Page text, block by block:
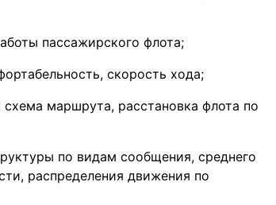
пассажирского флота;
скорость хода;
маршрута, расстановка флота по
по видам сообщения, среднего
распределения движения по